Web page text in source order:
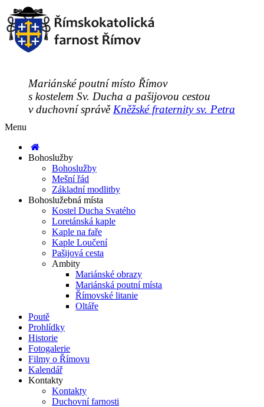
Mariánské poutní místo Římov
s kostelem Sv. Ducha a pašijovou cestou
v duchovní správě Kněžské fraternity sv. Petra
Menu
Bohoslužby
Bohoslužby
Mešní řád
Základní modlitby
Bohoslužebná místa
Kostel Ducha Svatého
Loretánská kaple
Kaple na faře
Kaple Loučení
Pašijová cesta
Ambity
Mariánské obrazy
Mariánská poutní místa
Římovské litanie
Oltáře
Poutě
Prohlídky
Historie
Fotogalerie
Filmy o Římovu
Kalendář
Kontakty
Kontakty
Duchovní farnosti